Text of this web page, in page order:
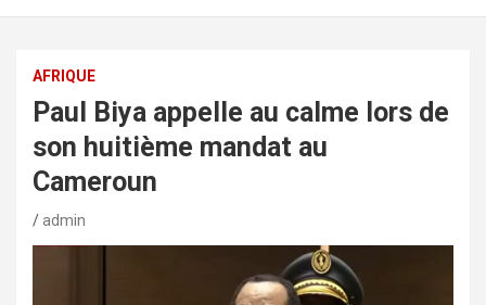
AFRIQUE
Paul Biya appelle au calme lors de
son huitième mandat au
Cameroun
admin